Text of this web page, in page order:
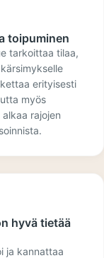
toipuminen
tarkoittaa tilaa,
erityisesti
myös
rajojen
hyvä tietää
ja kannattaa